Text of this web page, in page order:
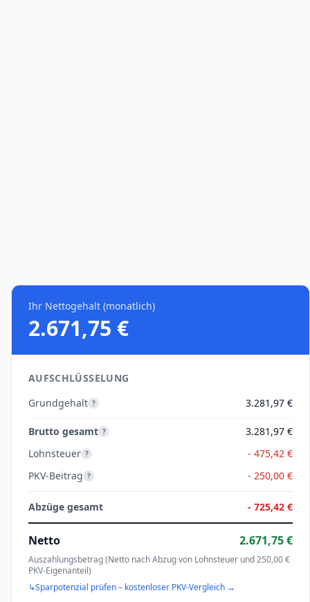
Ihr Nettogehalt (monatlich)
2.671,75 €
AUFSCHLÜSSELUNG
Grundgehalt ? 3.281,97 €
Brutto gesamt ?
3.281,97 €
Lohnsteuer ?
- 475,42 €
PKV-Beitrag ? - 250,00 €
Abzüge gesamt - 725,42 €
Netto 2.671,75 €
Auszahlungsbetrag (Netto nach Abzug von Lohnsteuer und 250,00 €
PKV-Eigenanteil)
↳Sparpotenzial prüfen – kostenloser PKV-Vergleich →